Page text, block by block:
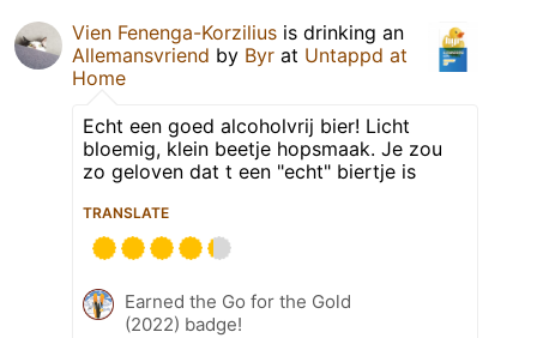
Vien Fenenga-Korzilius is drinking an
Allemansvriend by Byr at Untappd at
Home
Echt een goed alcoholvrij bier! Licht
bloemig, klein beetje hopsmaak. Je zou
zo geloven dat t een "echt" biertje is
TRANSLATE
Earned the Go for the Gold
(2022) badge!